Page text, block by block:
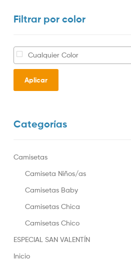
Filtrar por color
Aplicar
Categorías
Camisetas
Camiseta Niños/as
Camisetas Baby
Camisetas Chica
Camisetas Chico
ESPECIAL SAN VALENTÍN
Inicio